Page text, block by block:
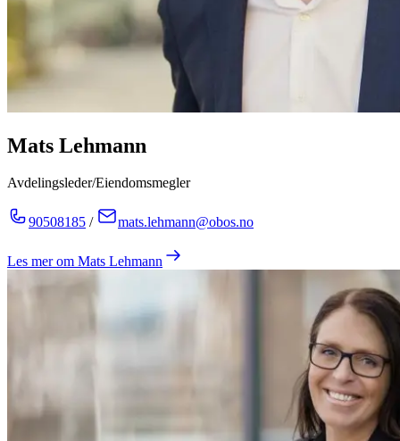
Mats Lehmann
Avdelingsleder/Eiendomsmegler
90508185 / mats.lehmann@obos.no
Les mer om Mats Lehmann